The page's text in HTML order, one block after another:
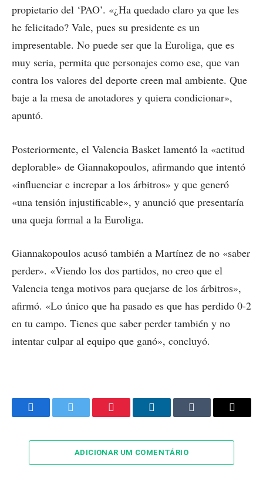
propietario del ‘PAO’. «¿Ha quedado claro ya que les
he felicitado? Vale, pues su presidente es un
impresentable. No puede ser que la Euroliga, que es
muy seria, permita que personajes como ese, que van
contra los valores del deporte creen mal ambiente. Que
baje a la mesa de anotadores y quiera condicionar»,
apuntó.
Posteriormente, el Valencia Basket lamentó la «actitud
deplorable» de Giannakopoulos, afirmando que intentó
«influenciar e increpar a los árbitros» y que generó
«una tensión injustificable», y anunció que presentaría
una queja formal a la Euroliga.
Giannakopoulos acusó también a Martínez de no «saber
perder». «Viendo los dos partidos, no creo que el
Valencia tenga motivos para quejarse de los árbitros»,
afirmó. «Lo único que ha pasado es que has perdido 0-2
en tu campo. Tienes que saber perder también y no
intentar culpar al equipo que ganó», concluyó.
FacebookTwitter Pinterest LinkedInTumblr Email
ADICIONAR UM COMENTÁRIO